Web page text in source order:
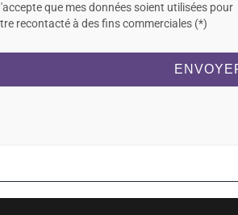
que mes données soient utilisées pour
recontacté à des fins commerciales (*)